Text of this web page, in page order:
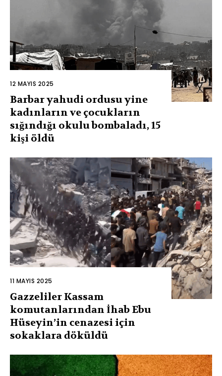
12 MAYIS 2025
Barbar yahudi ordusu yine
kadınların ve çocukların
sığındığı okulu bombaladı, 15
kişi öldü
11 MAYIS 2025
Gazzeliler Kassam
komutanlarından İhab Ebu
Hüseyin’in cenazesi için
sokaklara döküldü